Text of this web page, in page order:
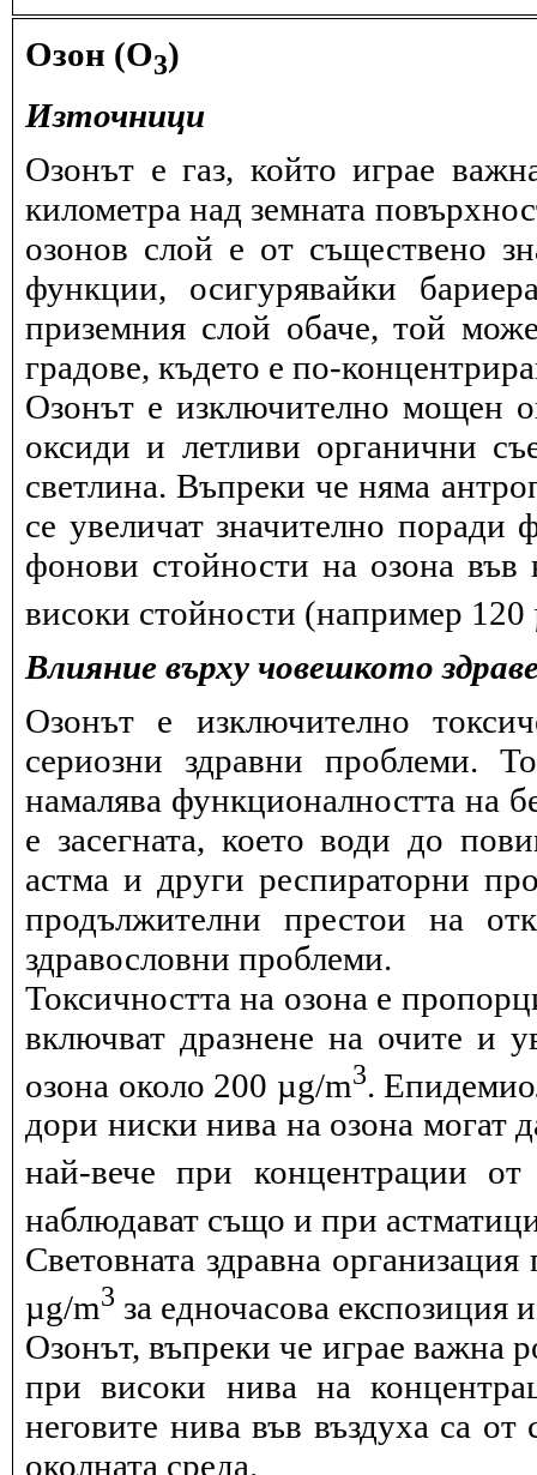
Озон (O3)
Източници
Озонът е газ, който играе
километра над земната
озонов слой е от съществено
функции, осигурявайки
приземния слой обаче, той
градове, където е по-
Озонът е изключително мощен
оксиди и летливи органични
светлина. Въпреки че няма
се увеличат значително
фонови стойности на озона
високи стойности (например 120
Влияние върху човешкото
Озонът е изключително
сериозни здравни проблеми.
намалява функционалността на
е засегната, което води до
астма и други респираторни
продължителни престои на
здравословни проблеми.
Токсичността на озона е
включват дразнене на очите и
озона около 200 µg/m3.
дори ниски нива на озона могат
най-вече при концентрации
наблюдават също и при
Световната здравна
µg/m3 за едночасова експозиция
Озонът, въпреки че играе важна
при високи нива на
неговите нива във въздуха са от
околната среда.